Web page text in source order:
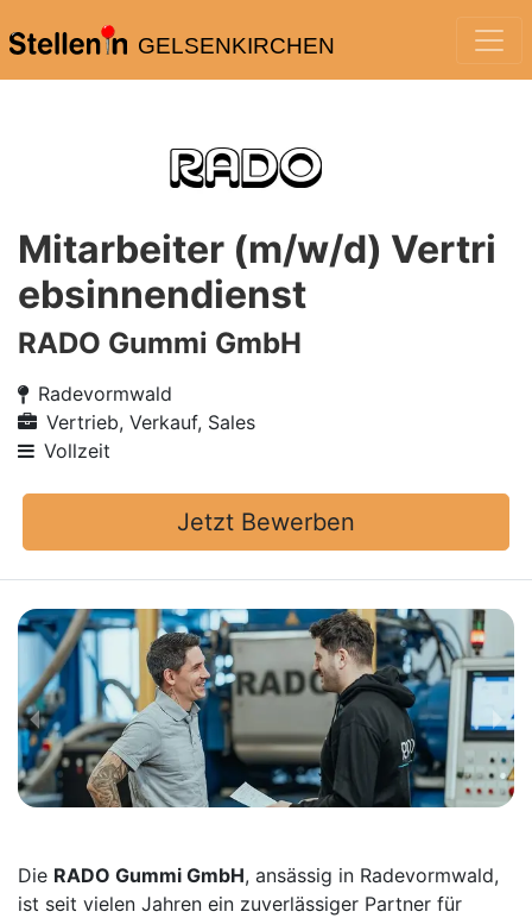
GELSENKIRCHEN
Mitarbeiter (m/w/d) Vertri
ebsinnendienst
RADO Gummi GmbH
Radevormwald
Vertrieb, Verkauf, Sales
Vollzeit
Jetzt Bewerben
Die RADO Gummi GmbH, ansässig in Radevormwald,
ist seit vielen Jahren ein zuverlässiger Partner für